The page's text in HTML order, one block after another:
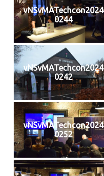
vNSvMATechcon2024
0244
vNSvMATechcon2024
0242
vNSvMATechcon2024
0252